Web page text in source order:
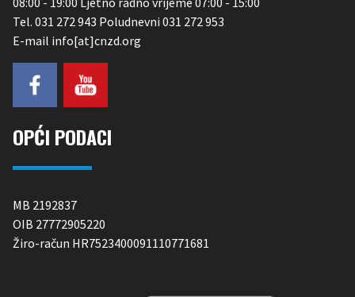
Tel. 031 272 943 Poludnevni 031 272 953
E-mail info[at]cnzd.org
OPĆI PODACI
MB 2192837
OIB 27772905220
Žiro-račun HR7523400091110771681